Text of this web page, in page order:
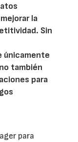
la
Sin
únicamente
también
para
para